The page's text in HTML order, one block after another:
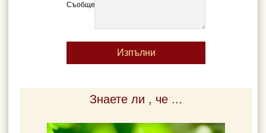
Съобщение
Знаете ли , че ...